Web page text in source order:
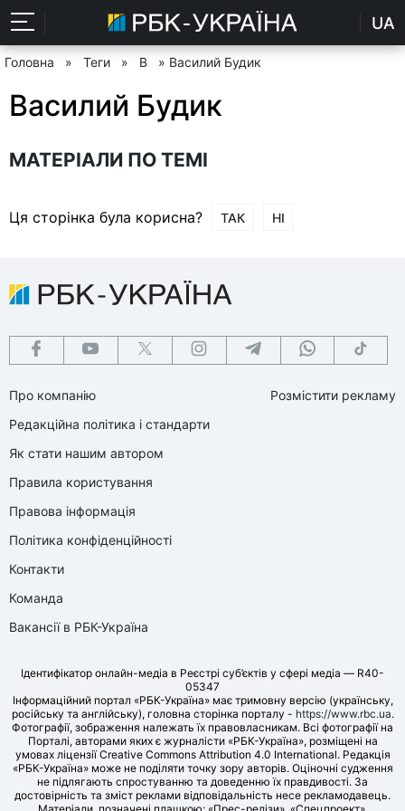
UA
Головна » Теги » В » Василий Будик
Василий Будик
МАТЕРІАЛИ ПО ТЕМІ
Ця сторінка була корисна? ТАК НІ
Про компанію
Редакційна політика і стандарти
Як стати нашим автором
Правила користування
Правова інформація
Політика конфіденційності
Контакти
Команда
Вакансії в РБК-Україна
Розмістити рекламу
Ідентифікатор онлайн-медіа в Реєстрі суб’єктів у сфері медіа — R40-
05347
Інформаційний портал «РБК-Україна» має тримовну версію (українську,
російську та англійську), головна сторінка порталу - https://www.rbc.ua.
Фотографії, зображення належать їх правовласникам. Всі фотографії на
Порталі, авторами яких є журналісти «РБК-Україна», розміщені на
умовах ліцензії Creative Commons Attribution 4.0 International. Редакція
«РБК-Україна» може не поділяти точку зору авторів. Оціночні судження
не підлягають спростуванню та доведенню їх правдивості. За
достовірність та зміст реклами відповідальність несе рекламодавець.